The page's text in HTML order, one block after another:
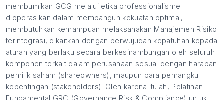
membumikan GCG melalui etika professionalisme
dioperasikan dalam membangun kekuatan optimal,
membutuhkan kemampuan melaksanakan Manajemen Risiko
terintegrasi, dikaitkan dengan perwujudan kepatuhan kepada
aturan yang berlaku secara berkesinambungan oleh seluruh
komponen terkait dalam perusahaan sesuai dengan harapan
pemilik saham (shareowners), maupun para pemangku
kepentingan (stakeholders). Oleh karena itulah, Pelatihan
Fundamental GRC (Governance Risk & Compliance) untuk